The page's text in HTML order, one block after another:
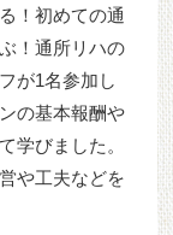
！初めての通
！通所リハの
が1名参加し
の基本報酬や
学びました。
や工夫などを